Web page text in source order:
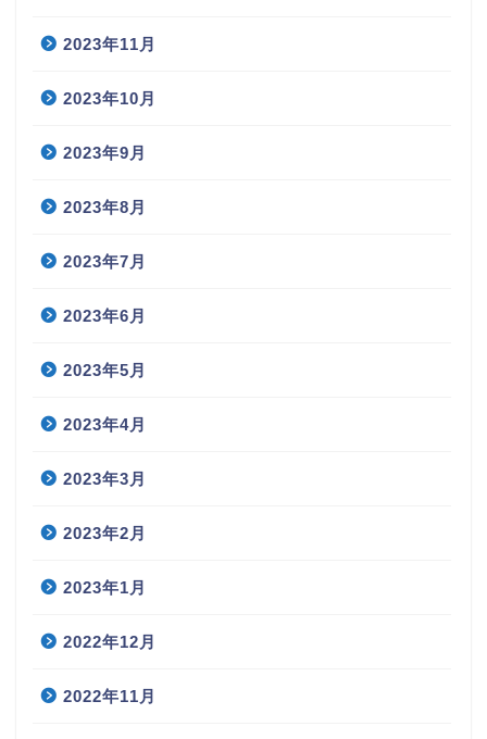
2023年11月
2023年10月
2023年9月
2023年8月
2023年7月
2023年6月
2023年5月
2023年4月
2023年3月
2023年2月
2023年1月
2022年12月
2022年11月